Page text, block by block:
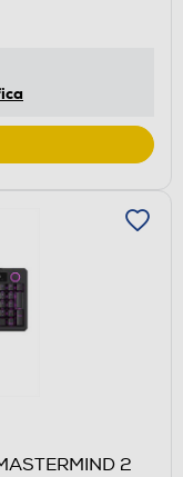
2